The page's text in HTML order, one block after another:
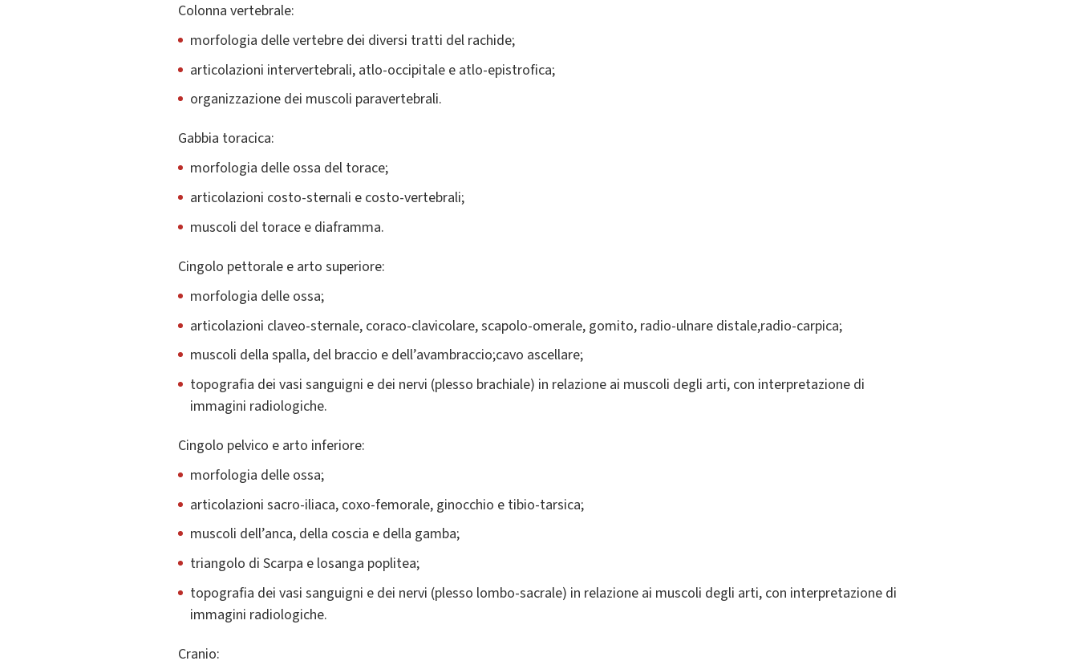
Colonna vertebrale:
morfologia delle vertebre dei diversi tratti del rachide;
articolazioni intervertebrali, atlo-occipitale e atlo-epistrofica;
organizzazione dei muscoli paravertebrali.
Gabbia toracica:
morfologia delle ossa del torace;
articolazioni costo-sternali e costo-vertebrali;
muscoli del torace e diaframma.
Cingolo pettorale e arto superiore:
morfologia delle ossa;
articolazioni claveo-sternale, coraco-clavicolare, scapolo-omerale, gomito, radio-ulnare distale,radio-carpica;
muscoli della spalla, del braccio e dell’avambraccio;cavo ascellare;
topografia dei vasi sanguigni e dei nervi (plesso brachiale) in relazione ai muscoli degli arti, con interpretazione di
immagini radiologiche.
Cingolo pelvico e arto inferiore:
morfologia delle ossa;
articolazioni sacro-iliaca, coxo-femorale, ginocchio e tibio-tarsica;
muscoli dell’anca, della coscia e della gamba;
triangolo di Scarpa e losanga poplitea;
topografia dei vasi sanguigni e dei nervi (plesso lombo-sacrale) in relazione ai muscoli degli arti, con interpretazione di
immagini radiologiche.
Cranio: